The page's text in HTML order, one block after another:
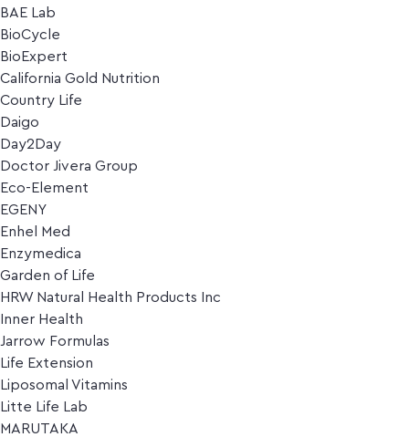
BAE Lab
BioCycle
BioExpert
California Gold Nutrition
Country Life
Daigo
Day2Day
Doctor Jivera Group
Eco-Element
EGENY
Enhel Med
Enzymedica
Garden of Life
HRW Natural Health Products Inc
Inner Health
Jarrow Formulas
Life Extension
Liposomal Vitamins
Litte Life Lab
MARUTAKA